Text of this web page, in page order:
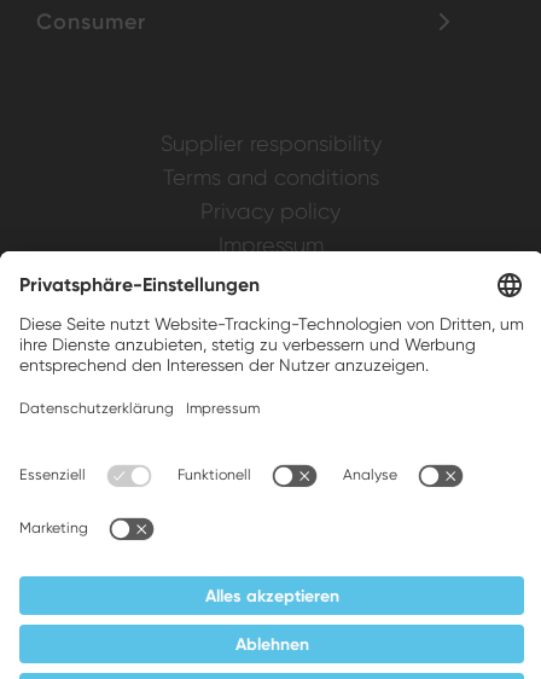
Consumer
Supplier responsibility
Terms and conditions
Privacy policy
Impressum
Brands, Inc.
Companion brands: